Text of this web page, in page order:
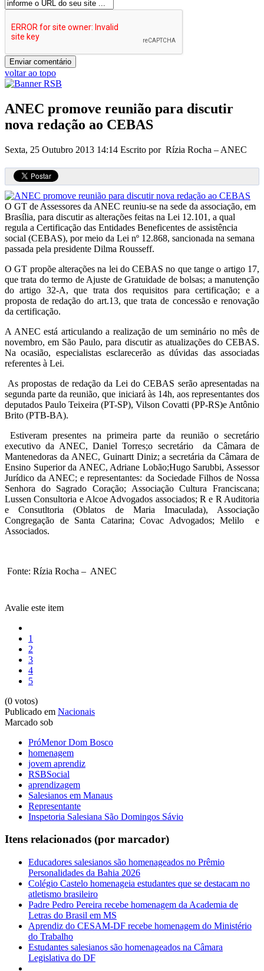
voltar ao topo
ANEC promove reunião para discutir
nova redação ao CEBAS
Sexta, 25 Outubro 2013 14:14 Escrito por Rízia Rocha – ANEC
O GT de Assessores da ANEC reuniu-se na sede da associação, em
Brasília, para discutir as alterações feitas na Lei 12.101, a qual
regula a Certificação das Entidades Beneficentes de assistência
social (CEBAS), por meio da Lei nº 12.868, sancionada na semana
passada pela presidente Dilma Rousseff.
O GT propõe alterações na lei do CEBAS no que tange o artigo 17,
que trata do termo de Ajuste de Gratuidade de bolsas; a manutenção
do artigo 32-A, que trata dos requisitos para certificação; e a
proposta de redação do art.13, que trata de concessão e renovação
da certificação.
A ANEC está articulando a realização de um seminário no mês de
novembro, em São Paulo, para discutir as atualizações do CEBAS.
Na ocasião, especialistas esclarecerão as dúvidas das associadas
referentes à Lei.
As propostas de redação da Lei do CEBAS serão apresentadas na
segunda parte da reunião, que iniciará às 14h, aos representantes dos
deputados Paulo Teixeira (PT-SP), Vilson Covatti (PP-RS)e Antônio
Brito (PTB-BA).
Estiveram presentes na primeira parte da reunião o secretário
executivo da ANEC, Daniel Torres;o secretário da Câmara de
Mantenedoras da ANEC, Guinartt Diniz; a secretária da Câmara de
Ensino Superior da ANEC, Adriane Lobão;Hugo Sarubbi, Assessor
Jurídico da ANEC; e representantes: da Sociedade Filhos de Nossa
Senhora do Sagrado Coração; Associação Cultura Franciscana;
Lussen Consultoria e Alcoe Advogados associados; R e R Auditoria
e Consutltoria (Oblatos de Maria Imaculada), Associação
Congregação de Santa Catarina; Covac Advogados; Melilo e
Associados.
Fonte: Rízia Rocha – ANEC
Avalie este item
1
2
3
4
5
(0 votos)
Publicado em Nacionais
Marcado sob
PróMenor Dom Bosco
homenagem
jovem aprendiz
RSBSocial
aprendizagem
Salesianos em Manaus
Representante
Inspetoria Salesiana São Domingos Sávio
Itens relacionados (por marcador)
Educadores salesianos são homenageados no Prêmio
Personalidades da Bahia 2026
Colégio Castelo homenageia estudantes que se destacam no
atletismo brasileiro
Padre Pedro Pereira recebe homenagem da Academia de
Letras do Brasil em MS
Aprendiz do CESAM-DF recebe homenagem do Ministério
do Trabalho
Estudantes salesianos são homenageados na Câmara
Legislativa do DF